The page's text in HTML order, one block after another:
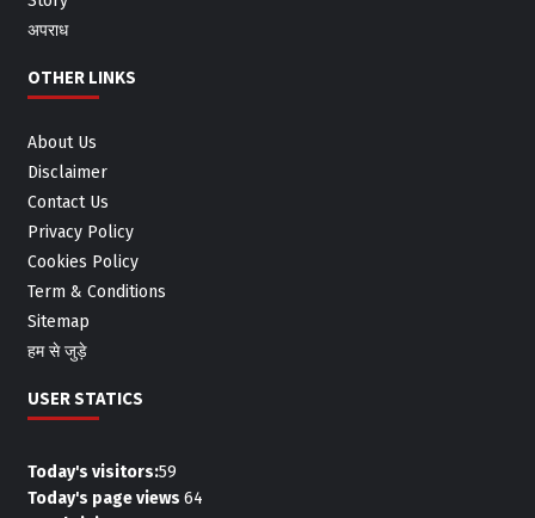
अपराध
OTHER LINKS
About Us
Disclaimer
Contact Us
Privacy Policy
Cookies Policy
Term & Conditions
Sitemap
हम से जुड़े
USER STATICS
Today's visitors:59
Today's page views 64